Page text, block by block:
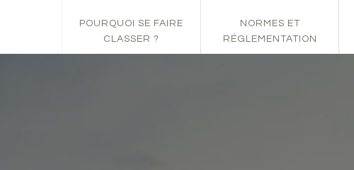
POURQUOI SE FAIRE
CLASSER ?
NORMES ET
RÉGLEMENTATION